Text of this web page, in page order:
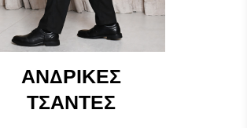
ΑΝΔΡΙΚΈΣ
ΤΣΆΝΤΕΣ